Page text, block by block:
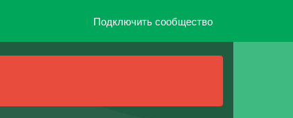
Подключить сообщество